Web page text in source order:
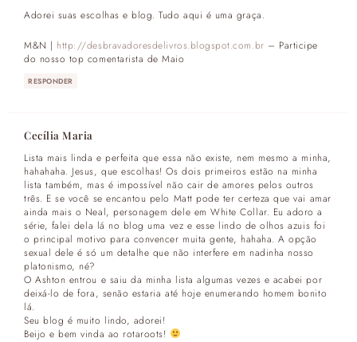
Adorei suas escolhas e blog. Tudo aqui é uma graça.
M&N | http://desbravadoresdelivros.blogspot.com.br – Participe
do nosso top comentarista de Maio
RESPONDER
Cecília Maria
Lista mais linda e perfeita que essa não existe, nem mesmo a minha,
hahahaha. Jesus, que escolhas! Os dois primeiros estão na minha
lista também, mas é impossível não cair de amores pelos outros
três. E se você se encantou pelo Matt pode ter certeza que vai amar
ainda mais o Neal, personagem dele em White Collar. Eu adoro a
série, falei dela lá no blog uma vez e esse lindo de olhos azuis foi
o principal motivo para convencer muita gente, hahaha. A opção
sexual dele é só um detalhe que não interfere em nadinha nosso
platonismo, né?
O Ashton entrou e saiu da minha lista algumas vezes e acabei por
deixá-lo de fora, senão estaria até hoje enumerando homem bonito
lá.
Seu blog é muito lindo, adorei!
Beijo e bem vinda ao rotaroots!